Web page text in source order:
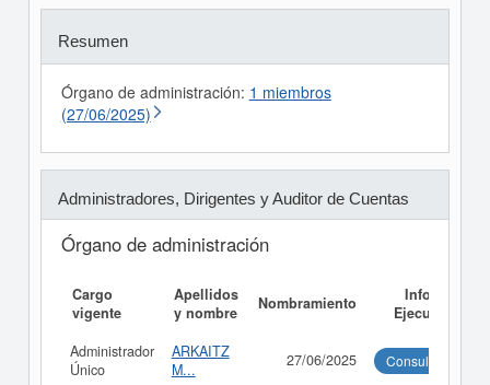
Resumen
Órgano de administración: 1 miembros
(27/06/2025)
Administradores, Dirigentes y Auditor de Cuentas
Órgano de administración
Cargo
vigente
Apellidos
y nombre
Nombramiento
Informe
Ejecutivo
Administrador
Único
ARKAITZ
M...
27/06/2025 Consultar